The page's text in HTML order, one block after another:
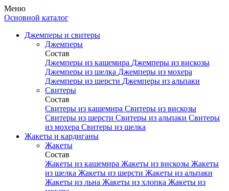
Меню
Основной каталог
Джемперы и свитеры
Джемперы
Состав
Джемперы из кашемира Джемперы из вискозы
Джемперы из шелка Джемперы из мохера
Джемперы из шерсти Джемперы из альпаки
Свитеры
Состав
Свитеры из кашемира Свитеры из вискозы
Свитеры из шерсти Свитеры из альпаки Свитеры
из мохера Свитеры из шелка
Жакеты и кардиганы
Жакеты
Состав
Жакеты из кашемира Жакеты из вискозы Жакеты
из шелка Жакеты из шерсти Жакеты из альпаки
Жакеты из льна Жакеты из хлопка Жакеты из